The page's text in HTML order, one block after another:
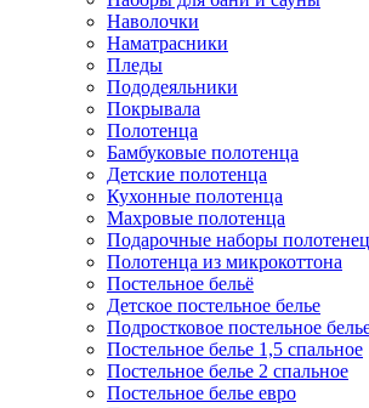
Наволочки
Наматрасники
Пледы
Пододеяльники
Покрывала
Полотенца
Бамбуковые полотенца
Детские полотенца
Кухонные полотенца
Махровые полотенца
Подарочные наборы полотенец
Полотенца из микрокоттона
Постельное бельё
Детское постельное белье
Подростковое постельное
Постельное белье 1,5 спальное
Постельное белье 2 спальное
Постельное белье евро